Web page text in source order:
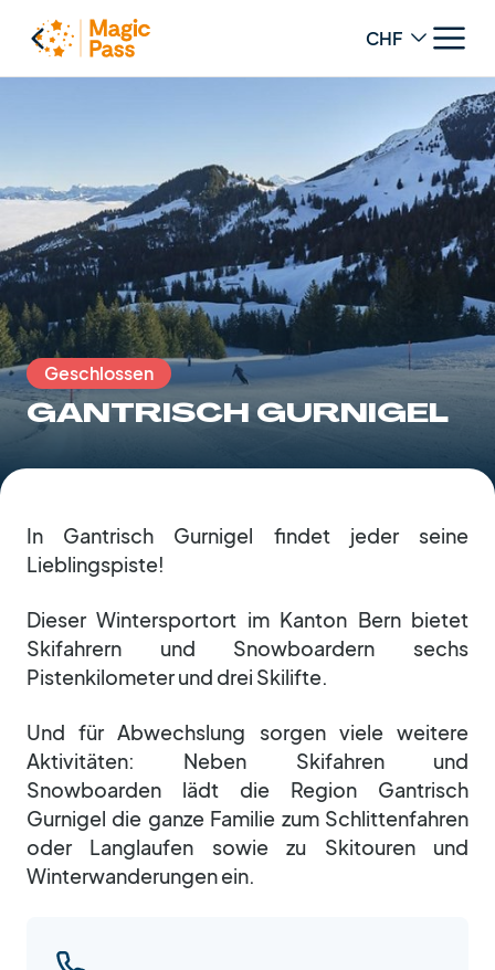
Change
Geschlossen
GANTRISCH GURNIGEL
In Gantrisch Gurnigel findet jeder seine
Lieblingspiste!
Dieser Wintersportort im Kanton Bern bietet
Skifahrern und Snowboardern sechs
Pistenkilometer und drei Skilifte.
Und für Abwechslung sorgen viele weitere
Aktivitäten: Neben Skifahren und
Snowboarden lädt die Region Gantrisch
Gurnigel die ganze Familie zum Schlittenfahren
oder Langlaufen sowie zu Skitouren und
Winterwanderungen ein.